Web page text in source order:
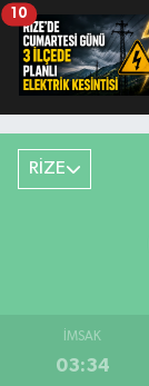
10
RİZE
İMSAK
03:34